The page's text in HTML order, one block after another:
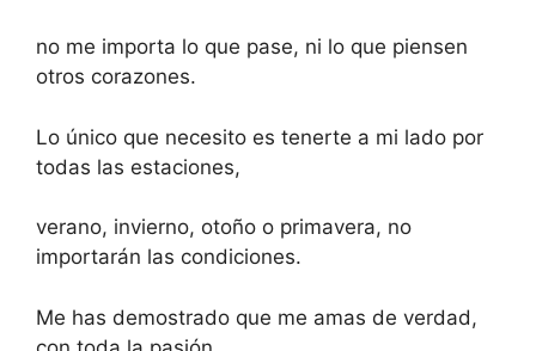
no me importa lo que pase, ni lo que piensen
otros corazones.
Lo único que necesito es tenerte a mi lado por
todas las estaciones,
verano, invierno, otoño o primavera, no
importarán las condiciones.
Me has demostrado que me amas de verdad,